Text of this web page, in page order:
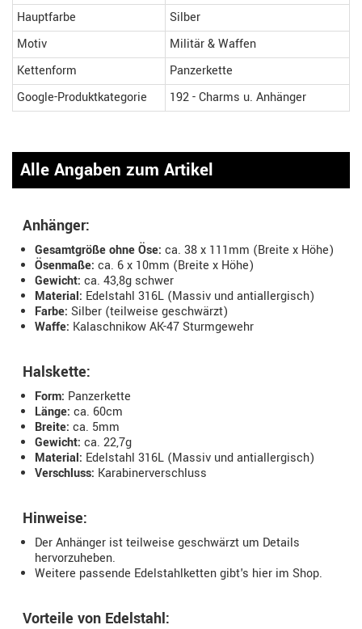
Hauptfarbe
Silber
Motiv
Militär & Waffen
Kettenform
Panzerkette
Google-Produktkategorie
192 - Charms u. Anhänger
Alle Angaben zum Artikel
Anhänger:
Gesamtgröße ohne Öse: ca. 38 x 111mm (Breite x Höhe)
Ösenmaße: ca. 6 x 10mm (Breite x Höhe)
Gewicht: ca. 43,8g schwer
Material: Edelstahl 316L (Massiv und antiallergisch)
Farbe: Silber (teilweise geschwärzt)
Waffe: Kalaschnikow AK-47 Sturmgewehr
Halskette:
Form: Panzerkette
Länge: ca. 60cm
Breite: ca. 5mm
Gewicht: ca. 22,7g
Material: Edelstahl 316L (Massiv und antiallergisch)
Verschluss: Karabinerverschluss
Hinweise:
Der Anhänger ist teilweise geschwärzt um Details
hervorzuheben.
Weitere passende Edelstahlketten gibt's hier im Shop.
Vorteile von Edelstahl: